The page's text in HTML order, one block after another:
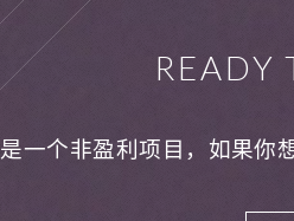
READY
一个非盈利项目，如果你